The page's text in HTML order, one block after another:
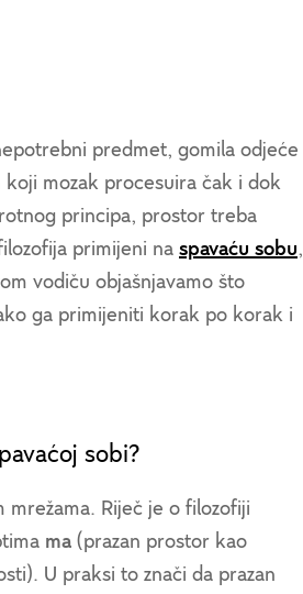
predmet, gomila odjeće
mozak procesuira čak i dok
principa, prostor treba
primijeni na spavaću sobu,
vodiču objašnjavamo što
ga primijeniti korak po korak i
sobi?
Riječ je o filozofiji
ma (prazan prostor kao
U praksi to znači da prazan